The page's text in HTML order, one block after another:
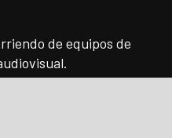
de equipos de